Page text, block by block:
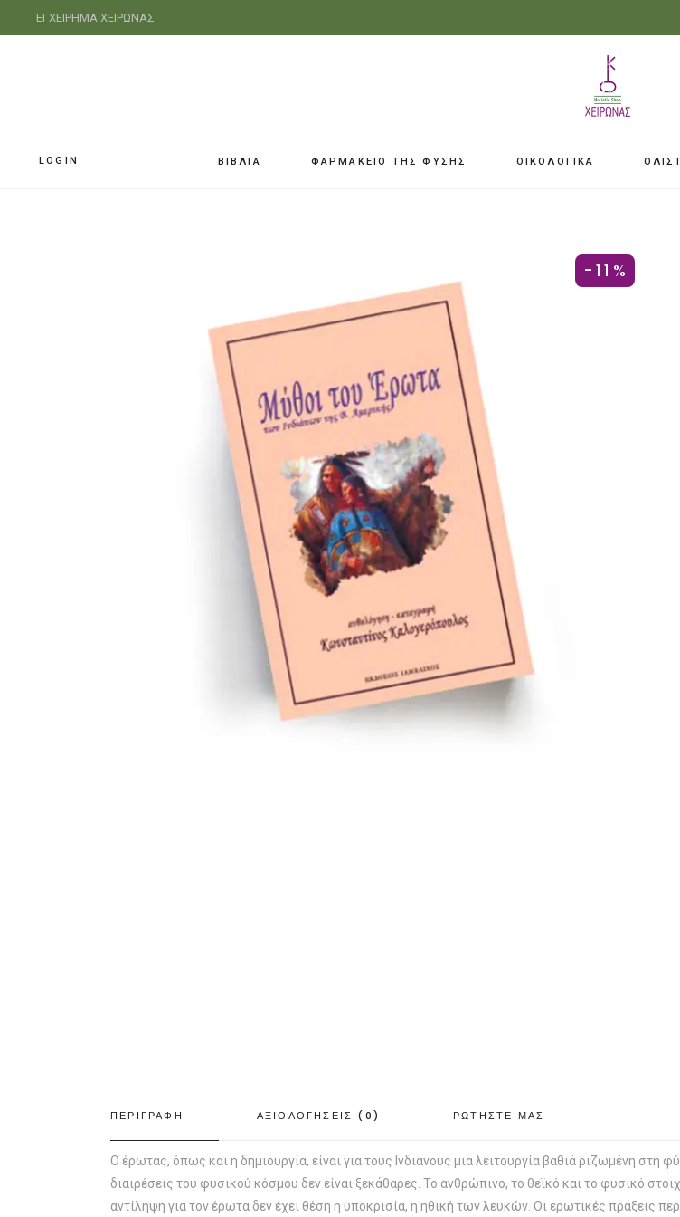
ΕΓΧΕΙΡΗΜΑ ΧΕΙΡΩΝΑΣ
LOGIN ΒΙΒΛΙΑ ΦΑΡΜΑΚΕΙΟ ΤΗΣ ΦΥΣΗΣ ΟΙΚΟΛΟΓΙΚΑ
-11%
ΠΕΡΙΓΡΑΦΗ ΑΞΙΟΛΟΓΗΣΕΙΣ (0) ΡΩΤΗΣΤΕ ΜΑΣ
Ο έρωτας, όπως και η δημιουργία, είναι για τους Ινδιάνους μια λειτουργία βαθιά ριζωμένη στη
διαιρέσεις του φυσικού κόσμου δεν είναι ξεκάθαρες. Το ανθρώπινο, το θεϊκό και το φυσικό
αντίληψη για τον έρωτα δεν έχει θέση η υποκρισία, η ηθική των λευκών. Οι ερωτικές πράξεις